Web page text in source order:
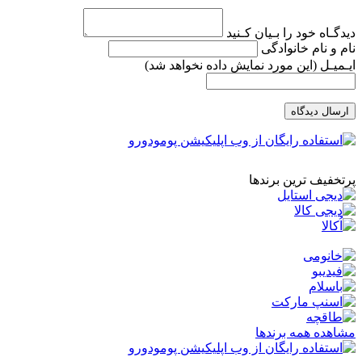
دیدگـاه خود را بـیان کـنید
نام و نام خانوادگی
ایـمیـل (این مورد نمایش داده نخواهد شد)
ارسال دیدگاه
پرتخفیف ترین برندها
مشاهده همه برندها